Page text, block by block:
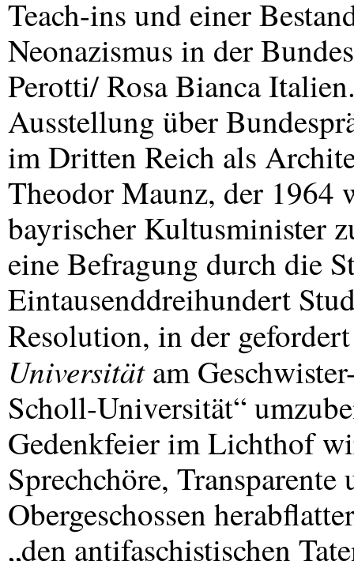
Teach-ins und einer
Neonazismus in der
Perotti/ Rosa Bianca
Ausstellung über
im Dritten Reich als
Theodor Maunz, der 1964
bayrischer Kultusminister
eine Befragung durch die
Eintausenddreihundert
Resolution, in der
Universitätam
Scholl-Universität“
Gedenkfeier im Lichthof
Sprechchöre,
Obergeschossen
„den antifaschistischen